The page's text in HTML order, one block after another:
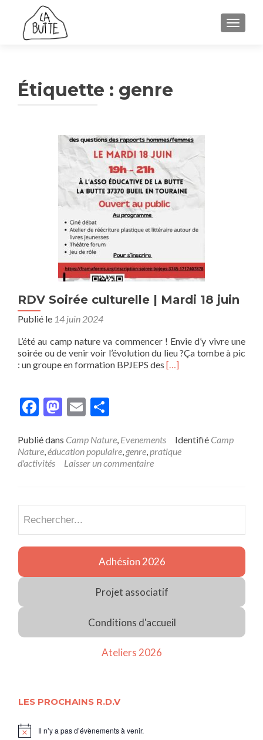
Étiquette : genre
RDV Soirée culturelle | Mardi 18 juin
Publié le 14 juin 2024
L’été au camp nature va commencer ! Envie d’y vivre une
soirée ou de venir voir l’évolution du lieu ?Ça tombe à pic
: un groupe en formation BPJEPS des En
Mardi
18
[…]
Facebook
Mastodon
Email
Publié dans Camp Nature, Evenements Identifié Camp
Nature,éducation populaire, genre,pratique
d'activités
Laisser un commentaire
Adhésion 2026
Projet associatif
Conditions d'accueil
Ateliers 2026
LES PROCHAINS R.D.V
Notice Il n’y a pas d’évènements à venir.